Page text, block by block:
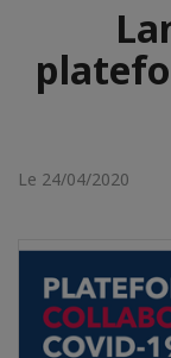
Le 24/04/2020